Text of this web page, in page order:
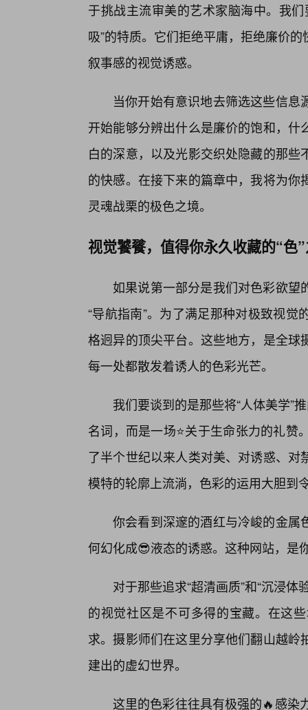
于挑战主流审美的艺术家脑海中。我
吸”的特质。它们拒绝平庸，拒绝廉价
叙事感的视觉诱惑。
当你开始有意识地去筛选这些信
开始能够分辨出什么是廉价的饱和，
白的深意，以及光影交织处隐藏的那
的快感。在接下来的篇章中，我将为
灵魂战栗的极色之境。
视觉饕餮，值得你永久收藏的“色
如果说第一部分是我们对色彩欲望
“导航指南”。为了满足那种对极致视
格迥异的顶尖平台。这些地方，是全
每一处都散发着诱人的色彩光芒。
我们要谈到的是那些将“人体美学”
名词，而是一场⭐关于生命张力的礼
了半个世纪以来人类对美、对诱惑、
模特的轮廓上流淌，色彩的运用大胆到
你会看到深邃的酒红与冷峻的金属
何幻化成😎液态的诱惑。这种网站，是
对于那些追求“超清画质”和“沉浸
的视觉社区是不可多得的宝藏。在这
求。摄影师们在这里分享他们翻山越
建出的虚幻世界。
这里的色彩往往具有极强的🔥感染